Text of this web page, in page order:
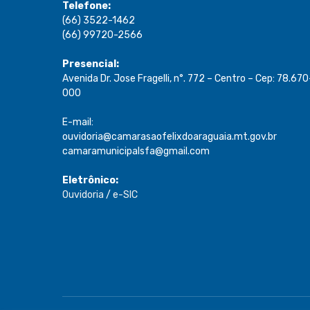
Telefone:
(66) 3522-1462
(66) 99720-2566
Presencial:
Avenida Dr. Jose Fragelli, n°. 772 – Centro – Cep:
000
E-mail:
ouvidoria@camarasaofelixdoaraguaia.mt.gov.br
camaramunicipalsfa@gmail.com
Eletrônico:
Ouvidoria / e-SIC